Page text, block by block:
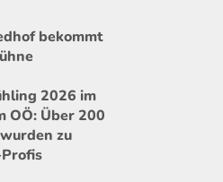
bekommt
2026 im
OÖ: Über 200
zu